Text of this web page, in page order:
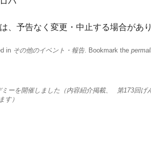
、予告なく変更・中止する場合があ
in その他のイベント・報告. Bookmark the
ーを開催しました（内容紹介掲載、
す）
第173回げ